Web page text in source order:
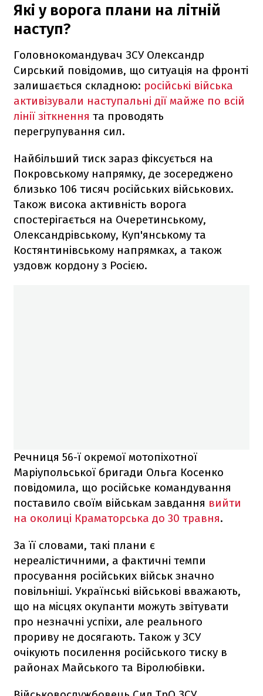
Які у ворога плани на літній
наступ?
Головнокомандувач ЗСУ Олександр
Сирський повідомив, що ситуація на фронті
залишається складною: російські війська
активізували наступальні дії майже по всій
лінії зіткнення та проводять
перегрупування сил.
Найбільший тиск зараз фіксується на
Покровському напрямку, де зосереджено
близько 106 тисяч російських військових.
Також висока активність ворога
спостерігається на Очеретинському,
Олександрівському, Куп'янському та
Костянтинівському напрямках, а також
уздовж кордону з Росією.
Речниця 56-ї окремої мотопіхотної
Маріупольської бригади Ольга Косенко
повідомила, що російське командування
поставило своїм військам завдання вийти
на околиці Краматорська до 30 травня.
За її словами, такі плани є
нереалістичними, а фактичні темпи
просування російських військ значно
повільніші. Українські військові вважають,
що на місцях окупанти можуть звітувати
про незначні успіхи, але реального
прориву не досягають. Також у ЗСУ
очікують посилення російського тиску в
районах Майського та Віролюбівки.